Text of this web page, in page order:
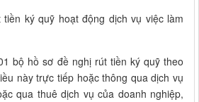
ký quỹ hoạt động dịch vụ việc làm
bộ hồ sơ đề nghị rút tiền ký quỹ theo
này trực tiếp hoặc thông qua dịch vụ
qua thuê dịch vụ của doanh nghiệp,